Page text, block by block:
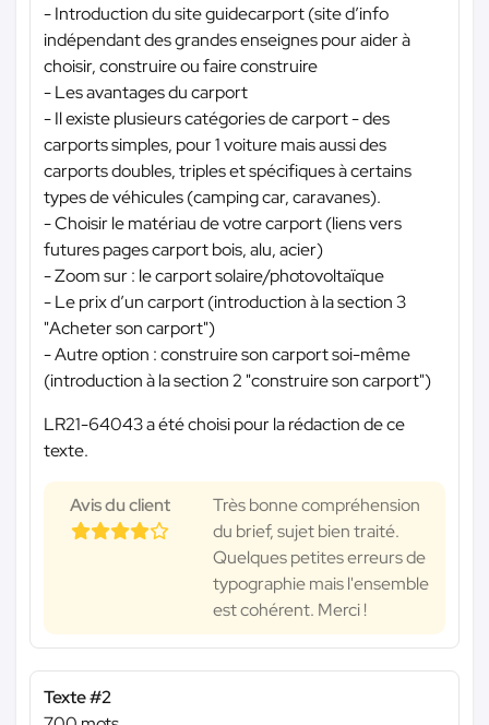
- Introduction du site guidecarport (site d’info
indépendant des grandes enseignes pour aider à
choisir, construire ou faire construire
- Les avantages du carport
- Il existe plusieurs catégories de carport - des
carports simples, pour 1 voiture mais aussi des
carports doubles, triples et spécifiques à certains
types de véhicules (camping car, caravanes).
- Choisir le matériau de votre carport (liens vers
futures pages carport bois, alu, acier)
- Zoom sur : le carport solaire/photovoltaïque
- Le prix d’un carport (introduction à la section 3
"Acheter son carport")
- Autre option : construire son carport soi-même
(introduction à la section 2 "construire son carport")
LR21-64043 a été choisi pour la rédaction de ce
texte.
Avis du client
Très bonne compréhension
du brief, sujet bien traité.
Quelques petites erreurs de
typographie mais l'ensemble
est cohérent. Merci !
Texte #2